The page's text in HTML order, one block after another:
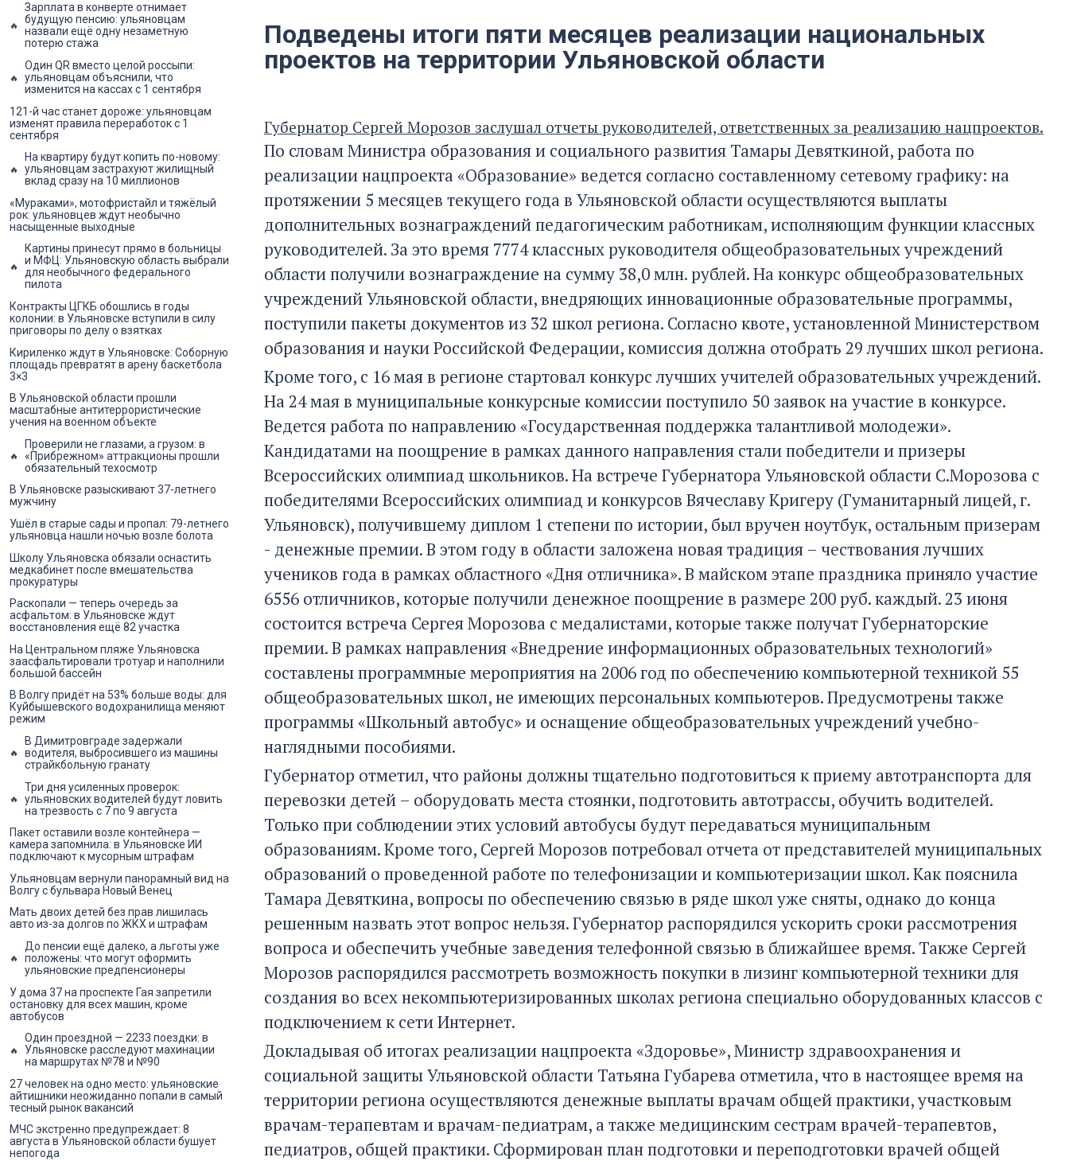
Подведены итоги пяти месяцев реализации национальных
проектов на территории Ульяновской области
Губернатор Сергей Морозов заслушал отчеты руководителей, ответственных за реализацию нацпроектов.
По словам Министра образования и социального развития Тамары Девяткиной, работа по
реализации нацпроекта «Образование» ведется согласно составленному сетевому графику: на
протяжении 5 месяцев текущего года в Ульяновской области осуществляются выплаты
дополнительных вознаграждений педагогическим работникам, исполняющим функции классных
руководителей. За это время 7774 классных руководителя общеобразовательных учреждений
области получили вознаграждение на сумму 38,0 млн. рублей. На конкурс общеобразовательных
учреждений Ульяновской области, внедряющих инновационные образовательные программы,
поступили пакеты документов из 32 школ региона. Согласно квоте, установленной Министерством
образования и науки Российской Федерации, комиссия должна отобрать 29 лучших школ региона.
Кроме того, с 16 мая в регионе стартовал конкурс лучших учителей образовательных учреждений.
На 24 мая в муниципальные конкурсные комиссии поступило 50 заявок на участие в конкурсе.
Ведется работа по направлению «Государственная поддержка талантливой молодежи».
Кандидатами на поощрение в рамках данного направления стали победители и призеры
Всероссийских олимпиад школьников. На встрече Губернатора Ульяновской области С.Морозова с
победителями Всероссийских олимпиад и конкурсов Вячеславу Кригеру (Гуманитарный лицей, г.
Ульяновск), получившему диплом 1 степени по истории, был вручен ноутбук, остальным призерам
- денежные премии. В этом году в области заложена новая традиция – чествования лучших
учеников года в рамках областного «Дня отличника». В майском этапе праздника приняло участие
6556 отличников, которые получили денежное поощрение в размере 200 руб. каждый. 23 июня
состоится встреча Сергея Морозова с медалистами, которые также получат Губернаторские
премии. В рамках направления «Внедрение информационных образовательных технологий»
составлены программные мероприятия на 2006 год по обеспечению компьютерной техникой 55
общеобразовательных школ, не имеющих персональных компьютеров. Предусмотрены также
программы «Школьный автобус» и оснащение общеобразовательных учреждений учебно-
наглядными пособиями.
Губернатор отметил, что районы должны тщательно подготовиться к приему автотранспорта для
перевозки детей – оборудовать места стоянки, подготовить автотрассы, обучить водителей.
Только при соблюдении этих условий автобусы будут передаваться муниципальным
образованиям. Кроме того, Сергей Морозов потребовал отчета от представителей муниципальных
образований о проведенной работе по телефонизации и компьютеризации школ. Как пояснила
Тамара Девяткина, вопросы по обеспечению связью в ряде школ уже сняты, однако до конца
решенным назвать этот вопрос нельзя. Губернатор распорядился ускорить сроки рассмотрения
вопроса и обеспечить учебные заведения телефонной связью в ближайшее время. Также Сергей
Морозов распорядился рассмотреть возможность покупки в лизинг компьютерной техники для
создания во всех некомпьютеризированных школах региона специально оборудованных классов с
подключением к сети Интернет.
Докладывая об итогах реализации нацпроекта «Здоровье», Министр здравоохранения и
социальной защиты Ульяновской области Татьяна Губарева отметила, что в настоящее время на
территории региона осуществляются денежные выплаты врачам общей практики, участковым
врачам-терапевтам и врачам-педиатрам, а также медицинским сестрам врачей-терапевтов,
педиатров, общей практики. Сформирован план подготовки и переподготовки врачей общей
Зарплата в конверте отнимает
будущую пенсию: ульяновцам
назвали ещё одну незаметную
потерю стажа
Один QR вместо целой россыпи:
ульяновцам объяснили, что
изменится на кассах с 1 сентября
121-й час станет дороже: ульяновцам
изменят правила переработок с 1
сентября
На квартиру будут копить по-новому:
ульяновцам застрахуют жилищный
вклад сразу на 10 миллионов
«Мураками», мотофристайл и тяжёлый
рок: ульяновцев ждут необычно
насыщенные выходные
Картины принесут прямо в больницы
и МФЦ: Ульяновскую область выбрали
для необычного федерального
пилота
Контракты ЦГКБ обошлись в годы
колонии: в Ульяновске вступили в силу
приговоры по делу о взятках
Кириленко ждут в Ульяновске: Соборную
площадь превратят в арену баскетбола
3×3
В Ульяновской области прошли
масштабные антитеррористические
учения на военном объекте
Проверили не глазами, а грузом: в
«Прибрежном» аттракционы прошли
обязательный техосмотр
В Ульяновске разыскивают 37-летнего
мужчину
Ушёл в старые сады и пропал: 79-летнего
ульяновца нашли ночью возле болота
Школу Ульяновска обязали оснастить
медкабинет после вмешательства
прокуратуры
Раскопали — теперь очередь за
асфальтом: в Ульяновске ждут
восстановления ещё 82 участка
На Центральном пляже Ульяновска
заасфальтировали тротуар и наполнили
большой бассейн
В Волгу придёт на 53% больше воды: для
Куйбышевского водохранилища меняют
режим
В Димитровграде задержали
водителя, выбросившего из машины
страйкбольную гранату
Три дня усиленных проверок:
ульяновских водителей будут ловить
на трезвость с 7 по 9 августа
Пакет оставили возле контейнера —
камера запомнила: в Ульяновске ИИ
подключают к мусорным штрафам
Ульяновцам вернули панорамный вид на
Волгу с бульвара Новый Венец
Мать двоих детей без прав лишилась
авто из-за долгов по ЖКХ и штрафам
До пенсии ещё далеко, а льготы уже
положены: что могут оформить
ульяновские предпенсионеры
У дома 37 на проспекте Гая запретили
остановку для всех машин, кроме
автобусов
Один проездной — 2233 поездки: в
Ульяновске расследуют махинации
на маршрутах №78 и №90
27 человек на одно место: ульяновские
айтишники неожиданно попали в самый
тесный рынок вакансий
МЧС экстренно предупреждает: 8
августа в Ульяновской области бушует
непогода